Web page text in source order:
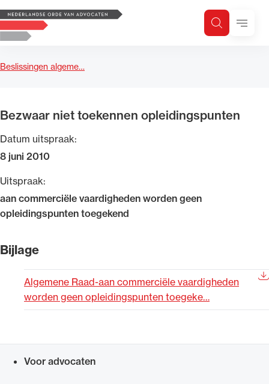
Logo, to the homepage
ZoekenMenu
Beslissingen algeme…
Bezwaar niet toekennen opleidingspunten
Datum uitspraak:
8 juni 2010
Uitspraak:
aan commerciële vaardigheden worden geen
opleidingspunten toegekend
Bijlage
Algemene Raad-aan commerciële vaardigheden
worden geen opleidingspunten toegeke…
Voor advocaten
Zoeken
Zoek op trefwoord
Uitgelicht